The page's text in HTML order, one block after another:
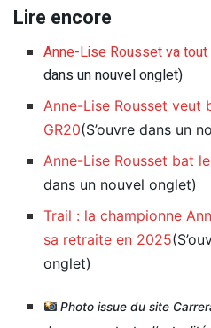
Lire encore
Anne-Lise Rousset va
dans un nouvel onglet)
Anne-Lise Rousset veut
GR20(S’ouvre dans un
Anne-Lise Rousset bat
dans un nouvel onglet)
Trail : la championne
sa retraite en 2025
onglet)
Photo issue du site